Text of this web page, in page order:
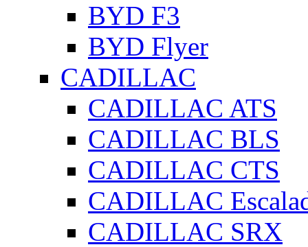
BYD F3
BYD Flyer
CADILLAC
CADILLAC ATS
CADILLAC BLS
CADILLAC CTS
CADILLAC
CADILLAC SRX